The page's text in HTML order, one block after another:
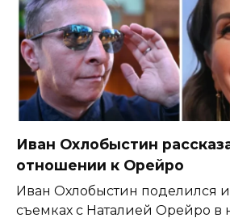
Иван Охлобыстин
отношении к Орейро
Иван Охлобыстин поделился
съемках с Наталией Орейро в